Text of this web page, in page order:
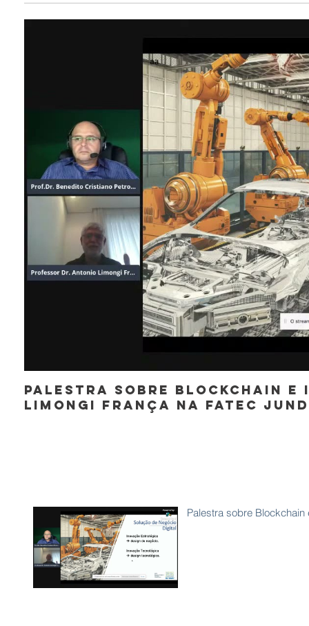
Palestra sobre Blockchain e
Limongi França na Fatec
Palestra sobre Blockchain